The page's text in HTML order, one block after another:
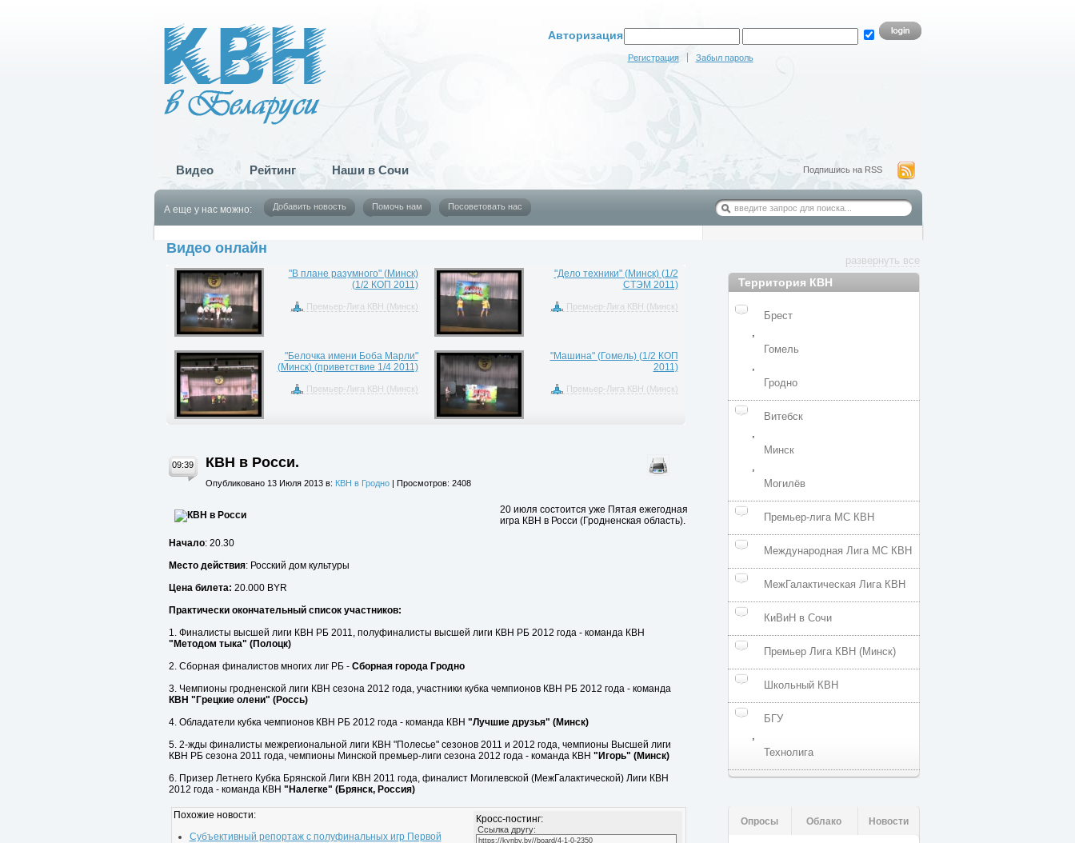
Авторизация
Регистрация Забыл пароль
Подпишись на RSS
Видео Рейтинг Наши в Сочи
А еще у нас можно: Добавить новость Помочь нам Посоветовать нас
Видео онлайн
"В плане разумного" (Минск)
(1/2 КОП 2011)
Премьер-Лига КВН (Минск)
"Дело техники" (Минск) (1/2
СТЭМ 2011)
Премьер-Лига КВН (Минск)
"Белочка имени Боба Марли"
(Минск) (приветствие 1/4 2011)
Премьер-Лига КВН (Минск)
"Машина" (Гомель) (1/2 КОП
2011)
Премьер-Лига КВН (Минск)
09:39 КВН в Росси.
Опубликовано 13 Июля 2013 в: КВН в Гродно| Просмотров: 2408
20 июля состоится уже Пятая ежегодная
игра КВН в Росси (Гродненская область).
Начало: 20.30
Место действия: Росский дом культуры
Цена билета: 20.000 BYR
Практически окончательный список участников:
1. Финалисты высшей лиги КВН РБ 2011, полуфиналисты высшей лиги КВН РБ 2012 года - команда КВН
"Методом тыка" (Полоцк)
2. Сборная финалистов многих лиг РБ - Сборная города Гродно
3. Чемпионы гродненской лиги КВН сезона 2012 года, участники кубка чемпионов КВН РБ 2012 года - команда
КВН "Грецкие олени" (Россь)
4. Обладатели кубка чемпионов КВН РБ 2012 года - команда КВН "Лучшие друзья" (Минск)
5. 2-жды финалисты межрегиональной лиги КВН "Полесье" сезонов 2011 и 2012 года, чемпионы Высшей лиги
КВН РБ сезона 2011 года, чемпионы Минской премьер-лиги сезона 2012 года - команда КВН "Игорь" (Минск)
6. Призер Летнего Кубка Брянской Лиги КВН 2011 года, финалист Могилевской (МежГалактической) Лиги КВН
2012 года - команда КВН "Налегке" (Брянск, Россия)
Похожие новости:
Субъективный репортаж с полуфинальных игр Первой
Кросс-постинг:
Cсылка другу:
развернуть все
Территория КВН
Брест
,
Гомель
,
Гродно
Витебск
,
Минск
,
Могилёв
Премьер-лига МС КВН
Международная Лига МС КВН
МежГалактическая Лига КВН
КиВиН в Сочи
Премьер Лига КВН (Минск)
Школьный КВН
БГУ
,
Технолига
Опросы Облако Новости